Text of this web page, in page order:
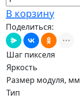
В корзину
Поделиться:
Шаг пикселя
Яркость
Размер модуля, мм
Тип